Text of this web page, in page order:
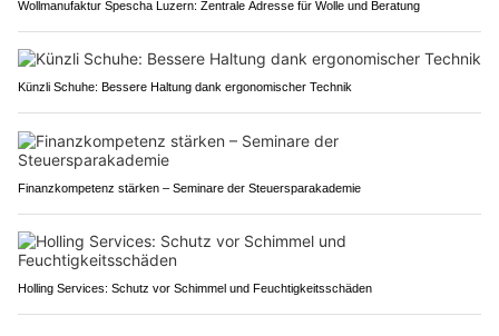
Wollmanufaktur Spescha Luzern: Zentrale Adresse für Wolle und Beratung
Künzli Schuhe: Bessere Haltung dank ergonomischer Technik
Finanzkompetenz stärken – Seminare der Steuersparakademie
Holling Services: Schutz vor Schimmel und Feuchtigkeitsschäden